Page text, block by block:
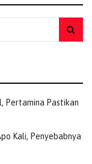
Pertamina Pastikan
Kali, Penyebabnya